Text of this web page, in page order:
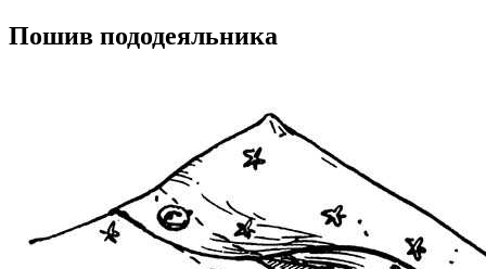
Пошив пододеяльника